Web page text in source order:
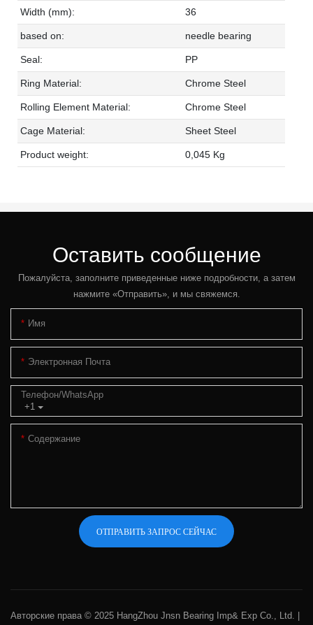
Width (mm): 36
based on: needle bearing
Seal: PP
Ring Material: Chrome Steel
Rolling Element Material: Chrome Steel
Cage Material: Sheet Steel
Product weight: 0,045 Kg
Оставить сообщение
Пожалуйста, заполните приведенные ниже подробности, а затем
нажмите «Отправить», и мы свяжемся.
Имя
Электронная Почта
+1
Телефон/WhatsApp
Содержание
ОТПРАВИТЬ ЗАПРОС СЕЙЧАС
Авторские права © 2025 HangZhou Jnsn Bearing Imp& Exp Co., Ltd. |